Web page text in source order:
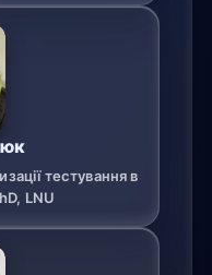
тестування в
LNU